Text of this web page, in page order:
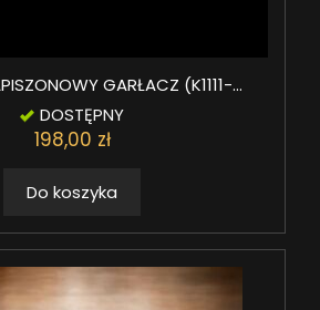
GARŁACZ (K1111-...
DOSTĘPNY
198,00 zł
Do koszyka